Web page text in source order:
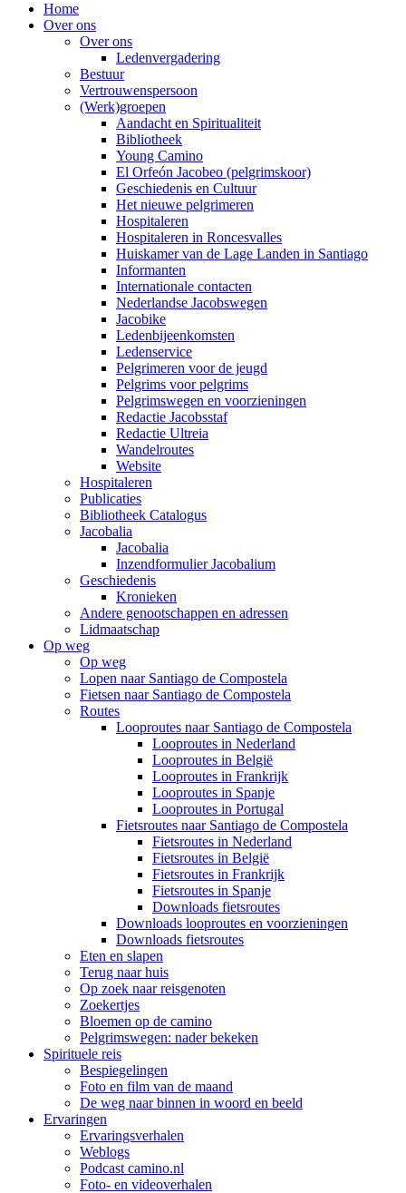
Home
Over ons
Over ons
Ledenvergadering
Bestuur
Vertrouwenspersoon
(Werk)groepen
Aandacht en Spiritualiteit
Bibliotheek
Young Camino
El Orfeón Jacobeo (pelgrimskoor)
Geschiedenis en Cultuur
Het nieuwe pelgrimeren
Hospitaleren
Hospitaleren in Roncesvalles
Huiskamer van de Lage Landen in Santiago
Informanten
Internationale contacten
Nederlandse Jacobswegen
Jacobike
Ledenbijeenkomsten
Ledenservice
Pelgrimeren voor de jeugd
Pelgrims voor pelgrims
Pelgrimswegen en voorzieningen
Redactie Jacobsstaf
Redactie Ultreia
Wandelroutes
Website
Hospitaleren
Publicaties
Bibliotheek Catalogus
Jacobalia
Jacobalia
Inzendformulier Jacobalium
Geschiedenis
Kronieken
Andere genootschappen en adressen
Lidmaatschap
Op weg
Op weg
Lopen naar Santiago de Compostela
Fietsen naar Santiago de Compostela
Routes
Looproutes naar Santiago de Compostela
Looproutes in Nederland
Looproutes in België
Looproutes in Frankrijk
Looproutes in Spanje
Looproutes in Portugal
Fietsroutes naar Santiago de Compostela
Fietsroutes in Nederland
Fietsroutes in België
Fietsroutes in Frankrijk
Fietsroutes in Spanje
Downloads fietsroutes
Downloads looproutes en voorzieningen
Downloads fietsroutes
Eten en slapen
Terug naar huis
Op zoek naar reisgenoten
Zoekertjes
Bloemen op de camino
Pelgrimswegen: nader bekeken
Spirituele reis
Bespiegelingen
Foto en film van de maand
De weg naar binnen in woord en beeld
Ervaringen
Ervaringsverhalen
Weblogs
Podcast camino.nl
Foto- en videoverhalen